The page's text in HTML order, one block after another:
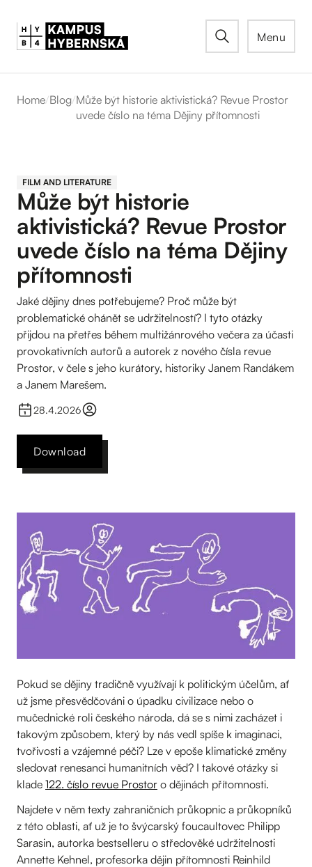
Menu
Home/Blog/Může být historie aktivistická? Revue Prostor
uvede číslo na téma Dějiny přítomnosti
FILM AND LITERATURE
Může být historie
aktivistická? Revue Prostor
uvede číslo na téma Dějiny
přítomnosti
Jaké dějiny dnes potřebujeme? Proč může být
problematické ohánět se udržitelností? I tyto otázky
přijdou na přetřes během multižánrového večera za účasti
provokativních autorů a autorek z nového čísla revue
Prostor, v čele s jeho kurátory, historiky Janem Randákem
a Janem Marešem.
28.4.2026
Download
Pokud se dějiny tradičně využívají k politickým účelům, ať
už jsme přesvědčováni o úpadku civilizace nebo o
mučednické roli českého národa, dá se s nimi zacházet i
takovým způsobem, který by nás vedl spíše k imaginaci,
tvořivosti a vzájemné péči? Lze v epoše klimatické změny
sledovat renesanci humanitních věd? I takové otázky si
klade 122. číslo revue Prostor o dějinách přítomnosti.
Najdete v něm texty zahraničních průkopnic a průkopníků
z této oblasti, ať už je to švýcarský foucaultovec Philipp
Sarasin, autorka bestselleru o středověké udržitelnosti
Annette Kehnel, profesorka dějin přítomnosti Reinhild